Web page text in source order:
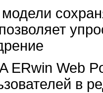
ERwin Web
в